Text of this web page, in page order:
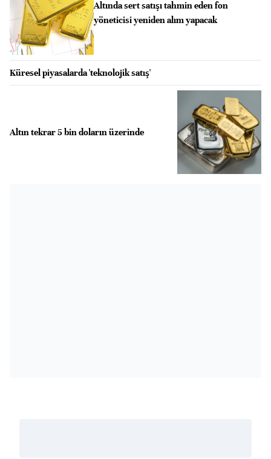
Altında sert satışı tahmin eden fon
yöneticisi yeniden alım yapacak
Küresel piyasalarda 'teknolojik satış'
Altın tekrar 5 bin doların üzerinde